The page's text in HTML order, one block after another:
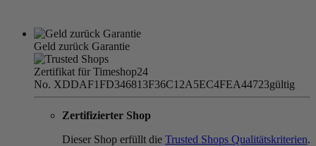
Geld zurück Garantie
Zertifikat für Timeshop24
No. XDDAF1FD346813F36C12A5EC4FEA44723gültig
Zertifizierter Shop
Dieser Shop erfüllt die Trusted Shops Qualitätskriterien.